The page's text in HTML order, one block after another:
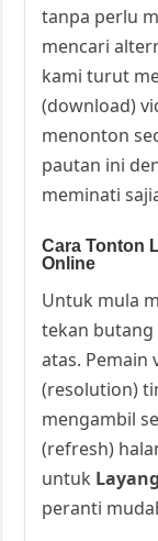
tanpa perlu
mencari
kami turut
(download)
menonton
pautan ini
meminati
Cara Tonton
Online
Untuk mula
tekan butang
atas. Pemain
(resolution)
mengambil
(refresh)
untuk
peranti